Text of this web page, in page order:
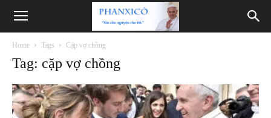
Phanxicô
Home Tags Cặp vợ chồng
Tag: cặp vợ chồng